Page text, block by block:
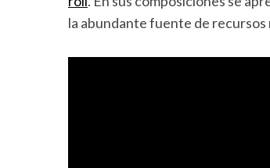
la abundante fuente de recursos